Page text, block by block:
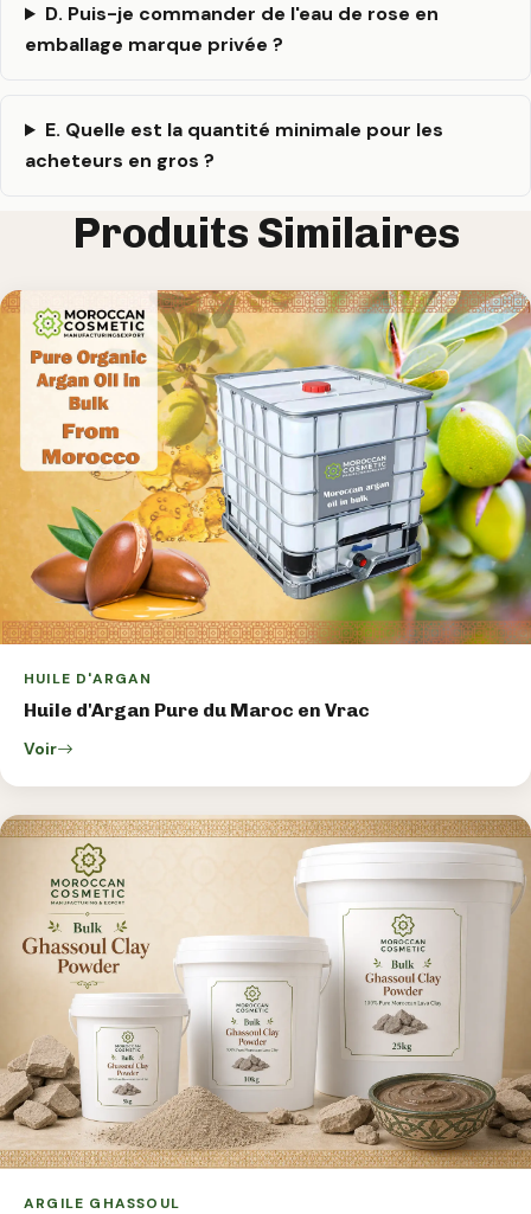
D. Puis-je commander de l'eau de rose en
emballage marque privée ?
E. Quelle est la quantité minimale pour les
acheteurs en gros ?
Produits Similaires
HUILE D'ARGAN
Huile d'Argan Pure du Maroc en Vrac
Voir
ARGILE GHASSOUL